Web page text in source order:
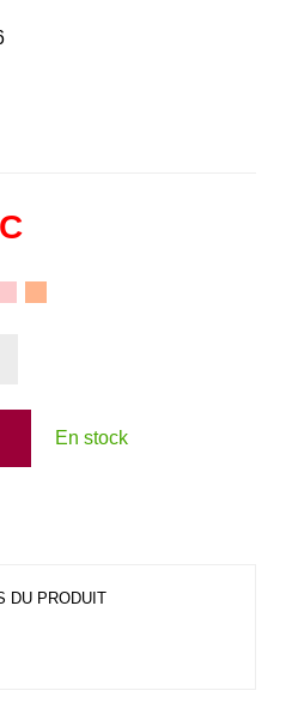
En stock
DU PRODUIT